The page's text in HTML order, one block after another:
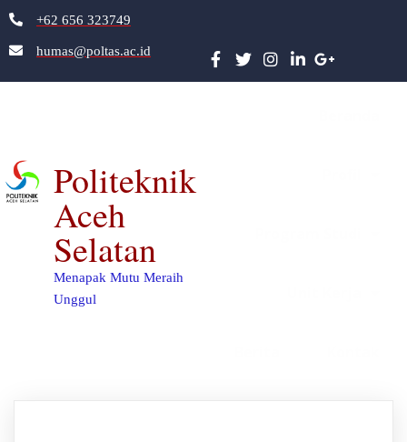
+62 656 323749
humas@poltas.ac.id
Politeknik
Aceh
Selatan
Menapak Mutu Meraih
Unggul